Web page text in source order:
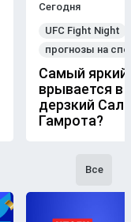
Сегодня
UFC Fight Night
прогнозы на
Самый яркий
врывается в
дерзкий
Гамрота?
Все